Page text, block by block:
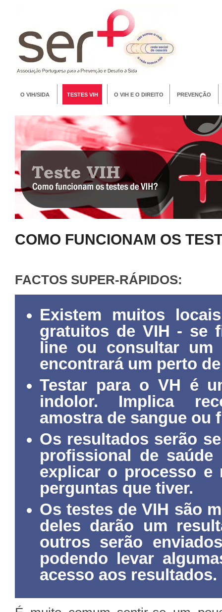
O VIH/SIDA TESTES VIH O VIH E O DIREITO PREVENÇÃO
COMO FUNCIONAM OS
FACTOS SUPER-RÁPIDOS:
Existem muitos
gratuitos de VIH - se
line ou consultar um
encontrará um perto
Testar para o VH é
indolor. Implica
amostra de sangue ou
Os resultados serão
profissional de saúde
explicar o processo e
perguntas que tiver.
Os testes de VIH são
deles darão um
outros serão
podendo levar
acesso aos resultados.